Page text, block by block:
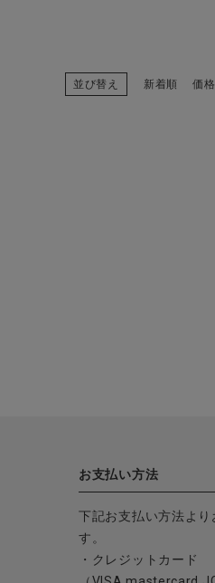
並び替え 新着順 価
お支払い方法
下記お支払い方法より
す。
・クレジットカード